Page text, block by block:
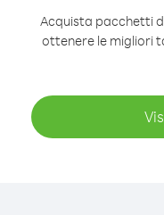
Acquista pacchetti
ottenere le migliori